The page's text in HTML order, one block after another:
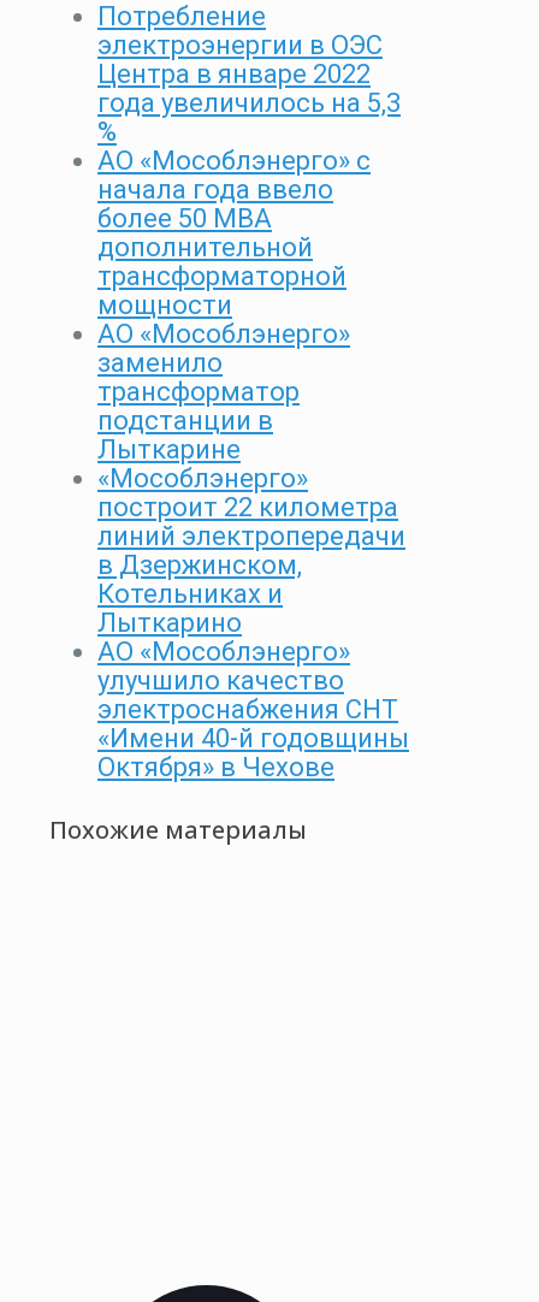
Потребление
электроэнергии в ОЭС
Центра в январе 2022
года увеличилось на 5,3
%
АО «Мособлэнерго» c
начала года ввело
более 50 МВА
дополнительной
трансформаторной
мощности
АО «Мособлэнерго»
заменило
трансформатор
подстанции в
Лыткарине
«Мособлэнерго»
построит 22 километра
линий электропередачи
в Дзержинском,
Котельниках и
Лыткарино
АО «Мособлэнерго»
улучшило качество
электроснабжения СНТ
«Имени 40-й годовщины
Октября» в Чехове
Похожие материалы